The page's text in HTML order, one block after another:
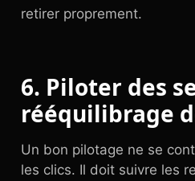
retirer proprement.
6. Piloter des
rééquilibrage
Un bon pilotage ne se
les clics. Il doit suivre les